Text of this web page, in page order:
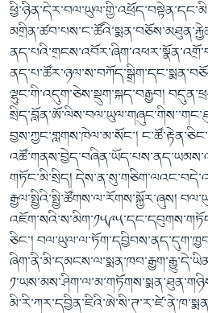
ལྷུང་གི་འདུག་ཅེས་སྡུག་སྐད་བརྒྱབ།
བྱས་ཀྱང་གླགས་ཁེལ་མ་སོང་།
གཏོང་མི་སྲིད།
རྒྱལ་སྤྱིའི་སྤྱི་ཚོགས་ལ་རོགས་སྐྱོར་ཞུས།
ཅིང་།